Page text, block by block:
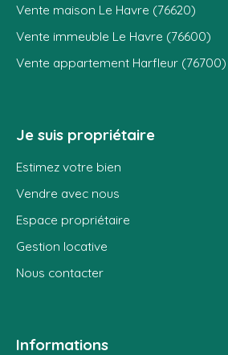
Vente maison Le Havre (76620)
Vente immeuble Le Havre (76600)
Vente appartement Harfleur (76700)
Je suis propriétaire
Estimez votre bien
Vendre avec nous
Espace propriétaire
Gestion locative
Nous contacter
Informations